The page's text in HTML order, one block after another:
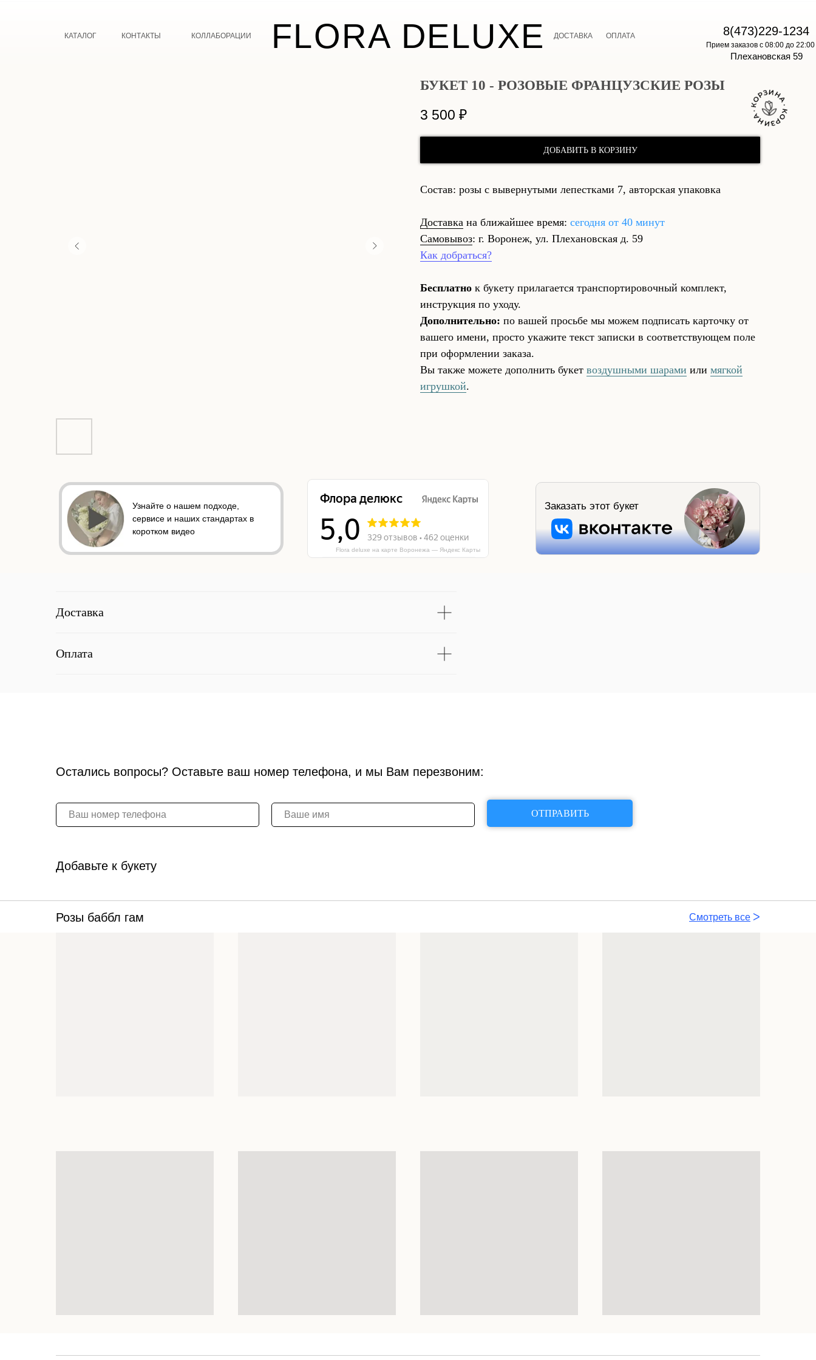
FLORA DELUXE
КАТАЛОГ КОНТАКТЫ КОЛЛАБОРАЦИИ ДОСТАВКА ОПЛАТА 8(473)229-1234
Плехановская 59
Прием заказов с 08:00 до 22:00
БУКЕТ 10 - РОЗОВЫЕ ФРАНЦУЗСКИЕ РОЗЫ
3 500 ₽
ДОБАВИТЬ В КОРЗИНУ
Состав: розы с вывернутыми лепестками 7, авторская упаковка
Доставка на ближайшее время: сегодня от 40 минут
Самовывоз: г. Воронеж, ул. Плехановская д. 59
Как добраться?
Бесплатно к букету прилагается транспортировочный комплект,
инструкция по уходу.
Дополнительно: по вашей просьбе мы можем подписать карточку от
вашего имени, просто укажите текст записки в соответствующем поле
при оформлении заказа.
Вы также можете дополнить букет воздушными шарами или мягкой
игрушкой.
Flora deluxe на карте Воронежа — Яндекс Карты
Узнайте о нашем подходе,
сервисе и наших стандартах в
коротком видео
Заказать этот букет
Доставка
Оплата
ОТПРАВИТЬ
Остались вопросы? Оставьте ваш номер телефона, и мы Вам перезвоним:
Добавьте к букету
Розы баббл гам Смотреть все ᐳ